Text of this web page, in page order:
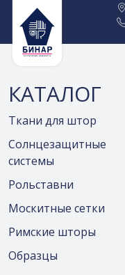
КАТАЛОГ
Ткани для штор
Солнцезащитные
системы
Рольставни
Москитные сетки
Римские шторы
Образцы